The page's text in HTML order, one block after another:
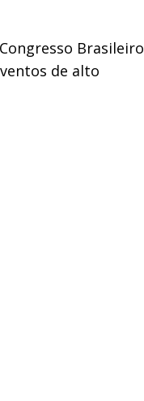
Brasileiro
de alto